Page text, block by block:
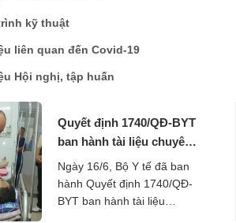
kỹ thuật
liên quan đến Covid-19
Hội nghị, tập huấn
Quyết định 1740/QĐ-BYT
ban hành tài liệu chuyên
môn Hướng dẫn chẩn
đoán và điều trị viêm gan
vi rút B
Ngày 16/6, Bộ Y tế đã ban
hành Quyết định 1740/QĐ-
BYT ban hành tài liệu